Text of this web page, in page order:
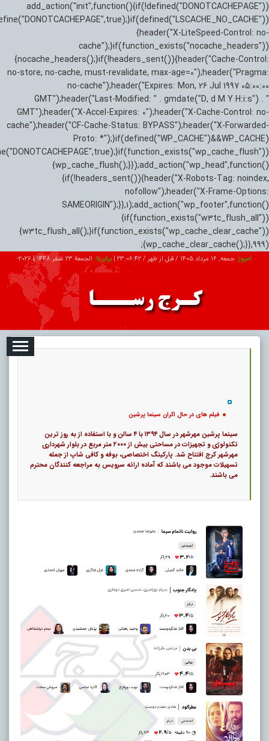
add_action("init",function(){if(!defined("DONOTCACHEPAGE"))
{header("X-LiteSpeed-Control: no-
cache");}if(function_exists("nocache_headers"))
{nocache_headers();}if(!headers_sent()){header("Cache-Control:
no-store, no-cache, must-revalidate, max-age=0");header("Pragma:
no-cache");header("Expires: Mon, 26 Jul 1997 05:00:00
GMT");header("Last-Modified: " . gmdate("D, d M Y H:i:s") . "
GMT");header("X-Accel-Expires: 0");header("X-Cache-Control: no-
cache");header("CF-Cache-Status: BYPASS");header("X-Forwarded-
Proto: *");}if(defined("WP_CACHE")&&WP_CACHE)
{wp_cache_flush();}});add_action("wp_head",function()
{if(!headers_sent()){header("X-Robots-Tag: noindex,
nofollow");header("X-Frame-Options:
SAMEORIGIN");}},1);add_action("wp_footer",function()
{if(function_exists("w3tc_flush_all"))
{w3tc_flush_all();}if(function_exists("wp_cache_clear_cache"))
{wp_cache_clear_cache();}},999);
امروز: جمعه, ۱۶ مرداد ۱۴۰۵ / قبل از ظهر / 23:06:43
|برابر با:الجمعة 23 صفر 1448 |
2026-
تبلیغات درباره ما ارتباط با ما
فیلم های در حال اکران سینما پرشین
سینما پرشین مهرشهر در سال ۱۳۹۴ با ۴ سالن و با استفاده از به روز ترین
تکنولوژی و تجهیزات در مساحتی بیش از ۲۰۰۰ متر مربع در بلوار شهرداری
مهرشهر کرج افتتاح شد. پارکینگ اختصاصی، بوفه و کافی شاپ از جمله
تسهیلات موجود می باشند که آماده ارائه سرویس به مراجعه کنندگان محترم
می باشند.